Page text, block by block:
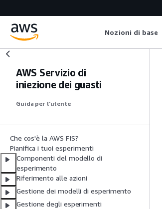
Nozioni di base
AWS Servizio di
iniezione dei guasti
Guida per l’utente
Che cos'è la AWS FIS?
Pianifica i tuoi esperimenti
Componenti del modello di
esperimento
Riferimento alle azioni
Gestione dei modelli di esperimento
Gestione degli esperimenti